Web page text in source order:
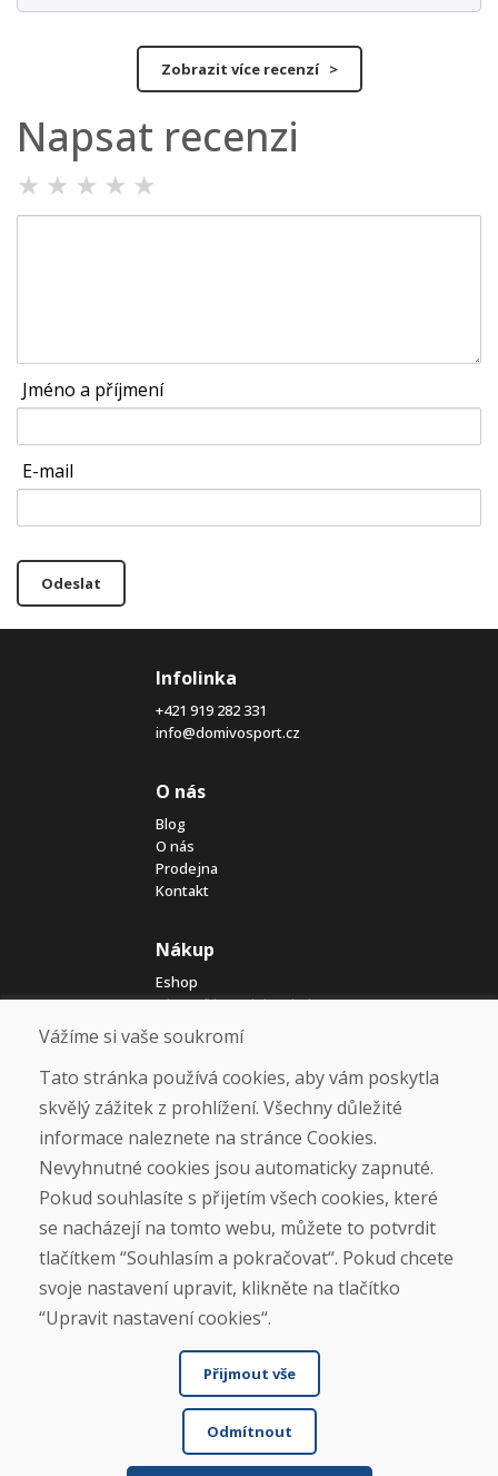
Zobrazit více recenzí >
Napsat recenzi
★ ★ ★ ★ ★
Jméno a příjmení
E-mail
Odeslat
Infolinka
+421 919 282 331
info@domivosport.cz
O nás
Blog
O nás
Prodejna
Kontakt
Nákup
Eshop
Jak posíláme elektrokola
Obchodní podmínky
Doprava
Platba
Vrácení a výměna zboží
Ochrana osobních údajů
Cookies
Sociální sítě
© DOMIVOSPORT 2026, všechna práva vyhrazena
Vážíme si vaše soukromí
Tato stránka používá cookies, aby vám poskytla
skvělý zážitek z prohlížení. Všechny důležité
informace naleznete na stránce Cookies.
Nevyhnutné cookies jsou automaticky zapnuté.
Pokud souhlasíte s přijetím všech cookies, které
se nacházejí na tomto webu, můžete to potvrdit
tlačítkem “Souhlasím a pokračovat“. Pokud chcete
svoje nastavení upravit, klikněte na tlačítko
“Upravit nastavení cookies“.
Přijmout vše
Odmítnout